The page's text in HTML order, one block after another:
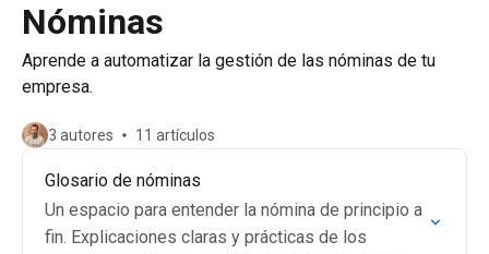
Nóminas
Aprende a automatizar la gestión de las nóminas de tu
empresa.
3 autores 11 artículos
Glosario de nóminas
Un espacio para entender la nómina de principio a
fin. Explicaciones claras y prácticas de los